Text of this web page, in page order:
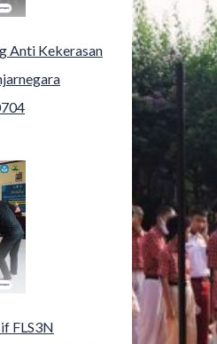
Anti Kekerasan
FLS3N